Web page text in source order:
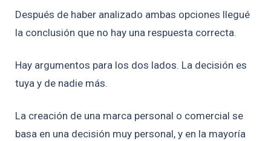
Después de haber analizado ambas opciones llegué
la conclusión que no hay una respuesta correcta.
Hay argumentos para los dos lados. La decisión es
tuya y de nadie más.
La creación de una marca personal o comercial se
basa en una decisión muy personal, y en la mayoría